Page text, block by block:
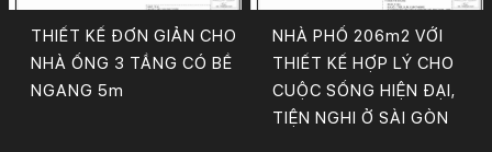
THIẾT KẾ ĐƠN GIẢN CHO
NHÀ ỐNG 3 TẦNG CÓ BỀ
NGANG 5m
NHÀ PHỐ 206m2 VỚI
THIẾT KẾ HỢP LÝ CHO
CUỘC SỐNG HIỆN ĐẠI,
TIỆN NGHI Ở SÀI GÒN